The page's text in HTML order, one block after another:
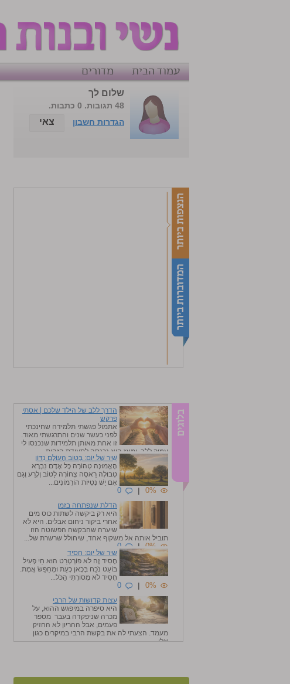
עמוד הבית
מדורים
שלום לך
48 תגובות. 0 כתבות.
הגדרות חשבון
צאי
הדרך ללב של הילד שלכם | אסתי
פרקש
אתמול פגשתי תלמידה שחינכתי
לפני כעשר שנים והתרגשתי מאוד.
זו אחת מאותן תלמידות שנכנסו לי
עמוק ללב, ומאז היא נכנסה לתעודת הזהות...
|
0 שִׁיר שֶׁל יוֹם: בְּטוֹב הָעוֹלָם נִדּוֹן
הָאֱמוּנָה טְהוֹרָה כָּל אָדָם נִבְרָא
טְבוּלָה רַאסֶה צְחוֹרָה לַטּוֹב וְלָרַע וְגַם
אִם יֵשׁ נְטִיּוֹת הוֹרְמוֹנִים...
0%
|
0
הדלת שנפתחה בזמן
היא רק ביקשה לשתות כוס מים
אחרי ביקור ניחום אבלים. היא לא
שיערה שהבקשה הפשוטה הזו
תוביל אותה אל משקוף אחד, שיחולל שרשרת של...
0%
|
0
שיר של יום: חסיד
חָסִיד זֶה לֹא פּוֹרְטְרֵט הוּא חַי פָּעִיל
בּוֹעֵט נֹכַח בְּכָאן כָּעֵת וּמְחַפֵּשׂ אֱמֶת.
חָסִיד לֹא מָסוֹרָתִי הַכֹּל...
0%
|
0
עצות קדושות של הרבי
היא סיפרה במיפגש ההוא, על
מכרה שניפקדה בעבר מספר
פעמים, אבל ההריון לא החזיק
מעמד. הצעתי לה את בקשת הרבי במיקרים כגון
אלו, ...